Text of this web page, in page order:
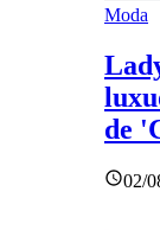
Moda
de
02/